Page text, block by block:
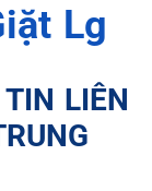
Lg
LIÊN